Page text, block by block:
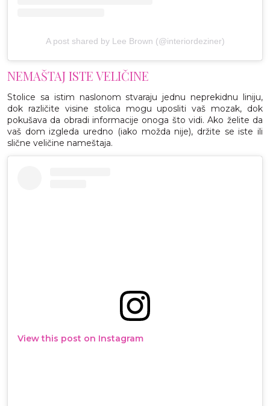
A post shared by Lee Brown (@interiordeziner)
NEMAŠTAJ ISTE VELIČINE
Stolice sa istim naslonom stvaraju jednu neprekidnu liniju,
dok različite visine stolica mogu uposliti vaš mozak, dok
pokušava da obradi informacije onoga što vidi. Ako želite da
vaš dom izgleda uredno (iako možda nije), držite se iste ili
slične veličine nameštaja.
View this post on Instagram